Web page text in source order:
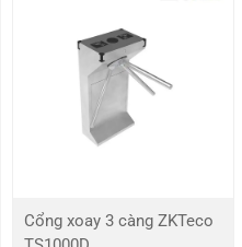
Cổng xoay 3 càng ZKTeco